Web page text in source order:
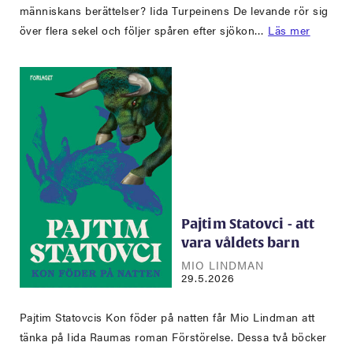
människans berättelser? Iida Turpeinens De levande rör sig
över flera sekel och följer spåren efter sjökon… Läs mer
Pajtim Statovci - att
vara våldets barn
MIO LINDMAN
29.5.2026
Pajtim Statovcis Kon föder på natten får Mio Lindman att
tänka på Iida Raumas roman Förstörelse. Dessa två böcker